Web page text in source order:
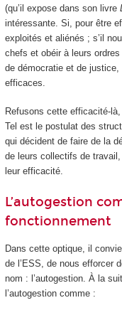
(qu’il expose dans son livre
intéressante. Si, pour être
exploités et aliénés ; s’il
chefs et obéir à leurs ordres
de démocratie et de justice,
efficaces.
Refusons cette efficacité-
Tel est le postulat des
qui décident de faire de la
de leurs collectifs de
leur efficacité.
L’autogestion
fonctionnement
Dans cette optique, il
de l’ESS, de nous efforcer
nom : l’autogestion. À la
l’autogestion comme :